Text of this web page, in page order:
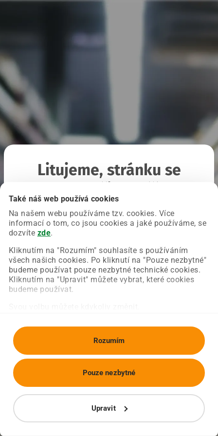
Také náš web používá cookies
Na našem webu používáme tzv. cookies. Více
informací o tom, co jsou cookies a jaké používáme, se
dozvíte zde.
Kliknutím na "Rozumím" souhlasíte s používáním
všech našich cookies. Po kliknutí na "Pouze nezbytné"
budeme používat pouze nezbytné technické cookies.
Kliknutím na "Upravit" můžete vybrat, které cookies
budeme používat.
Rozumím
Upravit
Pouze nezbytné
Litujeme, stránku se
Chyba nastala na naší straně a už ji opravujeme.
Zkuste prosím znovu načíst požadovanou stránku.
Obnovit stránku Úvodní strana